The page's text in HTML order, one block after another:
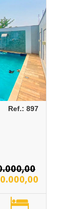
Ref.: 897